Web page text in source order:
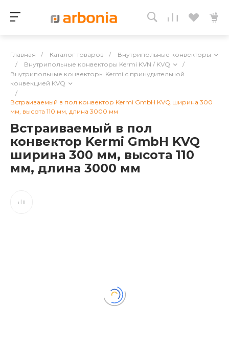
Главная / Каталог товаров /
Внутрипольные конвекторы
/
Внутрипольные конвекторы Kermi KVN / KVQ
/
Внутрипольные конвекторы Kermi с принудительной
конвекцией KVQ
/
Встраиваемый в пол конвектор Kermi GmbH KVQ ширина 300
мм, высота 110 мм, длина 3000 мм
Встраиваемый в пол
конвектор Kermi GmbH KVQ
ширина 300 мм, высота 110
мм, длина 3000 мм